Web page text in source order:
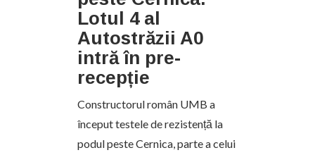
Lotul 4 al
Autostrăzii A0
intră în pre-
recepție
Constructorul român UMB a
început testele de rezistență la
podul peste Cernica, parte a celui